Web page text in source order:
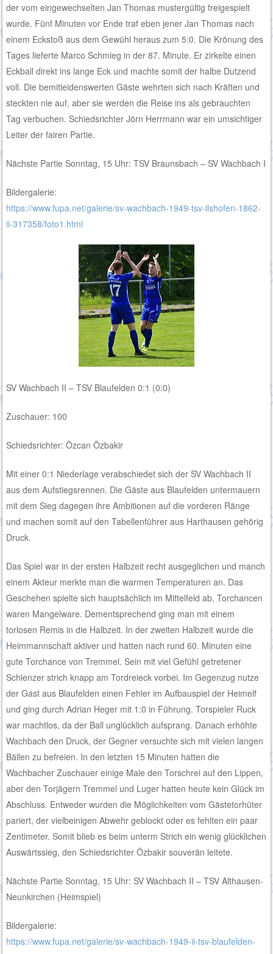
der vom eingewechselten Jan Thomas mustergültig freigespielt
wurde. Fünf Minuten vor Ende traf eben jener Jan Thomas nach
einem Eckstoß aus dem Gewühl heraus zum 5:0. Die Krönung des
Tages lieferte Marco Schmieg in der 87. Minute. Er zirkelte einen
Eckball direkt ins lange Eck und machte somit der halbe Dutzend
voll. Die bemitleidenswerten Gäste wehrten sich nach Kräften und
steckten nie auf, aber sie werden die Reise ins als gebrauchten
Tag verbuchen. Schiedsrichter Jörn Herrmann war ein umsichtiger
Leiter der fairen Partie.
Nächste Partie Sonntag, 15 Uhr: TSV Braunsbach – SV Wachbach I
Bildergalerie:
https://www.fupa.net/galerie/sv-wachbach-1949-tsv-ilshofen-1862-
ii-317358/foto1.html
SV Wachbach II – TSV Blaufelden 0:1 (0:0)
Zuschauer: 100
Schiedsrichter: Özcan Özbakir
Mit einer 0:1 Niederlage verabschiedet sich der SV Wachbach II
aus dem Aufstiegsrennen. Die Gäste aus Blaufelden untermauern
mit dem Sieg dagegen ihre Ambitionen auf die vorderen Ränge
und machen somit auf den Tabellenführer aus Harthausen gehörig
Druck.
Das Spiel war in der ersten Halbzeit recht ausgeglichen und manch
einem Akteur merkte man die warmen Temperaturen an. Das
Geschehen spielte sich hauptsächlich im Mittelfeld ab, Torchancen
waren Mangelware. Dementsprechend ging man mit einem
torlosen Remis in die Halbzeit. In der zweiten Halbzeit wurde die
Heimmannschaft aktiver und hatten nach rund 60. Minuten eine
gute Torchance von Tremmel. Sein mit viel Gefühl getretener
Schlenzer strich knapp am Tordreieck vorbei. Im Gegenzug nutze
der Gast aus Blaufelden einen Fehler im Aufbauspiel der Heimelf
und ging durch Adrian Heger mit 1:0 in Führung. Torspieler Ruck
war machtlos, da der Ball unglücklich aufsprang. Danach erhöhte
Wachbach den Druck, der Gegner versuchte sich mit vielen langen
Bällen zu befreien. In den letzten 15 Minuten hatten die
Wachbacher Zuschauer einige Male den Torschrei auf den Lippen,
aber den Torjägern Tremmel und Luger hatten heute kein Glück im
Abschluss. Entweder wurden die Möglichkeiten vom Gästetorhüter
pariert, der vielbeinigen Abwehr geblockt oder es fehlten ein paar
Zentimeter. Somit blieb es beim unterm Strich ein wenig glücklichen
Auswärtssieg, den Schiedsrichter Özbakir souverän leitete.
Nächste Partie Sonntag, 15 Uhr: SV Wachbach II – TSV Althausen-
Neunkirchen (Heimspiel)
Bildergalerie:
https://www.fupa.net/galerie/sv-wachbach-1949-ii-tsv-blaufelden-